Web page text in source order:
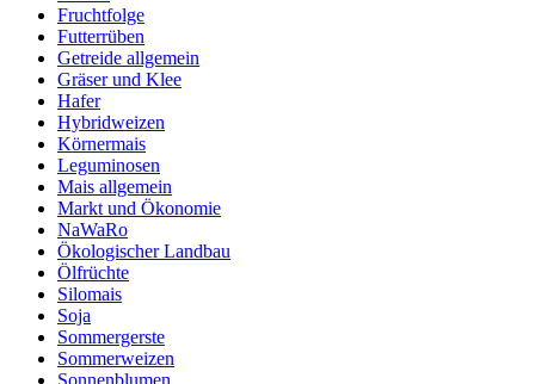
Fruchtfolge
Futterrüben
Getreide allgemein
Gräser und Klee
Hafer
Hybridweizen
Körnermais
Leguminosen
Mais allgemein
Markt und Ökonomie
NaWaRo
Ökologischer Landbau
Ölfrüchte
Silomais
Soja
Sommergerste
Sommerweizen